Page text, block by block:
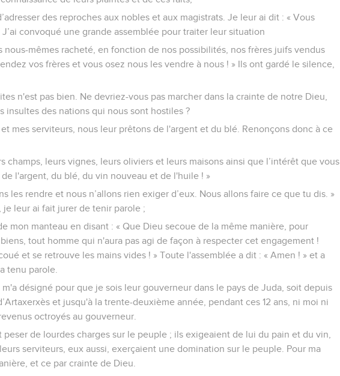
des reproches aux nobles et aux magistrats. Je leur ai dit : « Vous
convoqué une grande assemblée pour traiter leur situation
nous-mêmes racheté, en fonction de nos possibilités, nos frères juifs vendus
vos frères et vous osez nous les vendre à nous ! » Ils ont gardé le silence,
n'est pas bien. Ne devriez-vous pas marcher dans la crainte de notre Dieu,
insultes des nations qui nous sont hostiles ?
mes serviteurs, nous leur prêtons de l'argent et du blé. Renonçons donc à ce
champs, leurs vignes, leurs oliviers et leurs maisons ainsi que l’intérêt que vous
l'argent, du blé, du vin nouveau et de l'huile ! »
les rendre et nous n’allons rien exiger d’eux. Nous allons faire ce que tu dis. »
leur ai fait jurer de tenir parole ;
mon manteau en disant : « Que Dieu secoue de la même manière, pour
biens, tout homme qui n'aura pas agi de façon à respecter cet engagement !
et se retrouve les mains vides ! » Toute l'assemblée a dit : « Amen ! » et a
tenu parole.
désigné pour que je sois leur gouverneur dans le pays de Juda, soit depuis
et jusqu'à la trente-deuxième année, pendant ces 12 ans, ni moi ni
octroyés au gouverneur.
peser de lourdes charges sur le peuple ; ils exigeaient de lui du pain et du vin,
serviteurs, eux aussi, exerçaient une domination sur le peuple. Pour ma
et ce par crainte de Dieu.